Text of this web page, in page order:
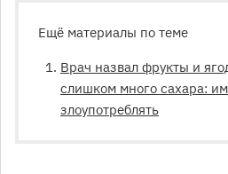
Ещё материалы по теме
Врач назвал фрукты и
слишком много сахара:
злоупотреблять